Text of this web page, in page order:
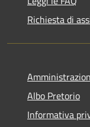
Richiesta di
Albo Pretorio
Informativa